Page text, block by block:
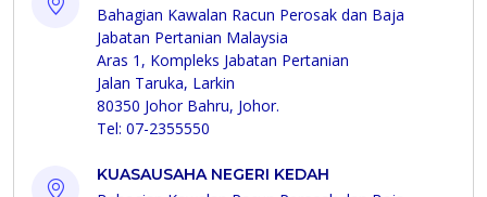
Bahagian Kawalan Racun Perosak dan Baja
Jabatan Pertanian Malaysia
Aras 1, Kompleks Jabatan Pertanian
Jalan Taruka, Larkin
80350 Johor Bahru, Johor.
Tel: 07-2355550
KUASAUSAHA NEGERI KEDAH